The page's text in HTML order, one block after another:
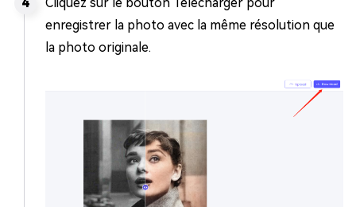
enregistrer la photo avec la même résolution que
la photo originale.